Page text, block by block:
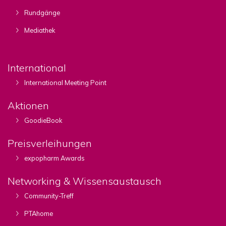
Rundgänge
Mediathek
International
International Meeting Point
Aktionen
GoodieBook
Preisverleihungen
expopharm Awards
Networking & Wissensaustausch
Community-Treff
PTAhome